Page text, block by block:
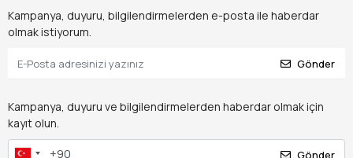
Kampanya, duyuru, bilgilendirmelerden e-posta ile haberdar
olmak istiyorum.
Gönder
Kampanya, duyuru ve bilgilendirmelerden haberdar olmak için
kayıt olun.
Gönder